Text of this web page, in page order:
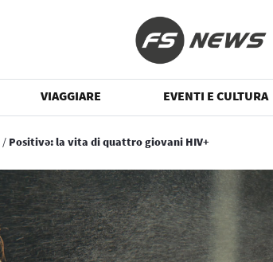
VIAGGIARE EVENTI E CULTURA
/ Positivə: la vita di quattro giovani HIV+